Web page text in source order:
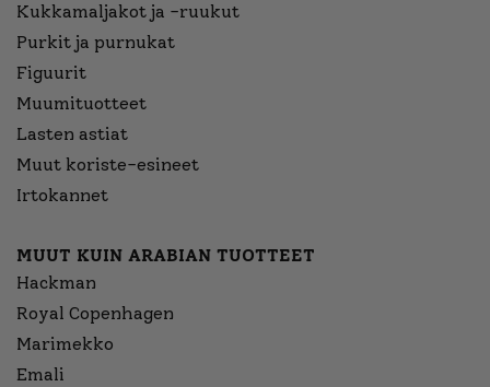
Kukkamaljakot ja -ruukut
Purkit ja purnukat
Figuurit
Muumituotteet
Lasten astiat
Muut koriste-esineet
Irtokannet
MUUT KUIN ARABIAN TUOTTEET
Hackman
Royal Copenhagen
Marimekko
Emali